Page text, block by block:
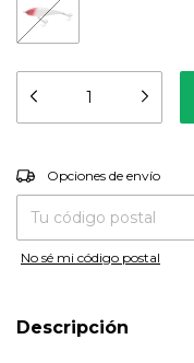
Entregas para el CP:
Opciones de envío
No sé mi código postal
Descripción